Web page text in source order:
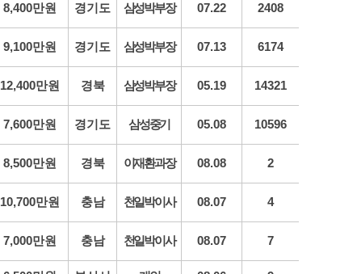
8,400만원 경기도 삼성박부장 07.22 2408
9,100만원 경기도 삼성박부장 07.13 6174
12,400만원 경북 삼성박부장 05.19 14321
7,600만원 경기도 삼성중기 05.08 10596
8,500만원 경북 이재환과장 08.08 2
10,700만원 충남 천일박이사 08.07 4
7,000만원 충남 천일박이사 08.07 7